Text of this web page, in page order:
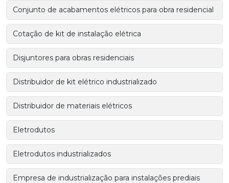
Conjunto de acabamentos elétricos para obra residencial
Cotação de kit de instalação elétrica
Disjuntores para obras residenciais
Distribuidor de kit elétrico industrializado
Distribuidor de materiais elétricos
Eletrodutos
Eletrodutos industrializados
Empresa de industrialização para instalações prediais